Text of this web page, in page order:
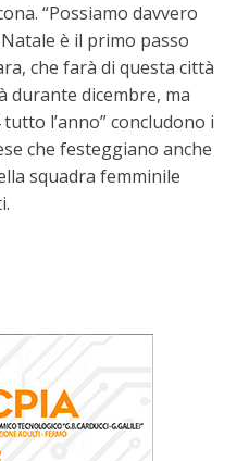
“Possiamo davvero
è il primo passo
che farà di questa città
dicembre, ma
l’anno” concludono i
che festeggiano anche
squadra femminile